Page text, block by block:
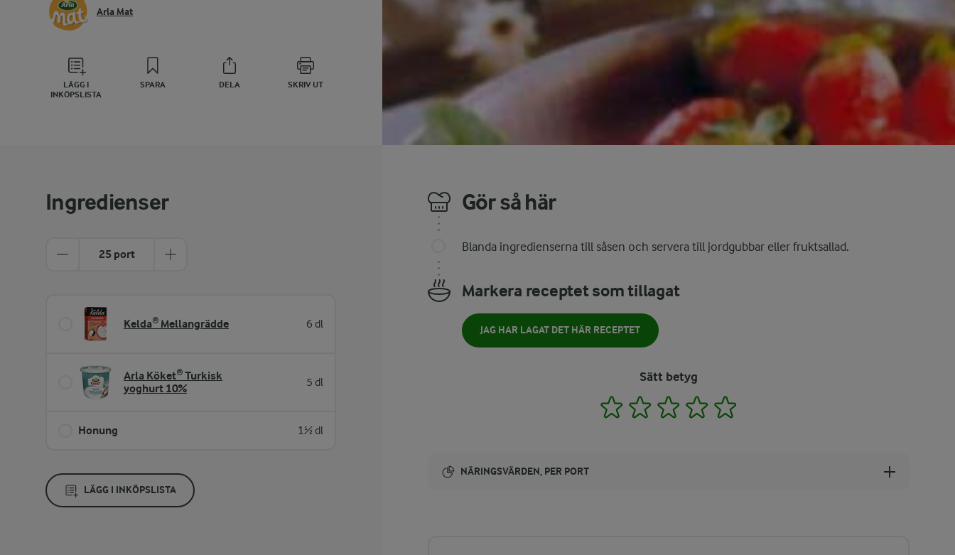
Arla Mat
LÄGG I
INKÖPSLISTA
SPARA DELA SKRIV UT
Ingredienser
25 port
Kelda® Mellangrädde 6 dl
Arla Köket® Turkisk
yoghurt 10%
5 dl
Honung 1½ dl
LÄGG I INKÖPSLISTA
Gör så här
Blanda ingredienserna till såsen och servera till jordgubbar eller fruktsallad.
Markera receptet som tillagat
JAG HAR LAGAT DET HÄR RECEPTET
Sätt betyg
1 2 3 4
NÄRINGSVÄRDEN, PER PORT